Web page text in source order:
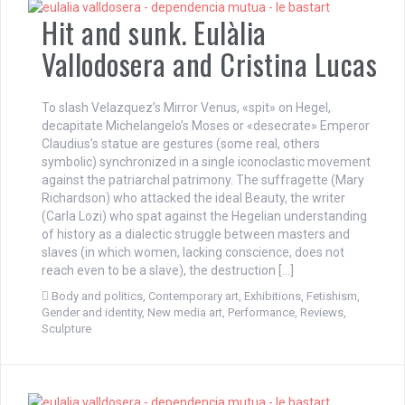
Hit and sunk. Eulàlia
Vallodosera and Cristina Lucas
To slash Velazquez’s Mirror Venus, «spit» on Hegel,
decapitate Michelangelo’s Moses or «desecrate» Emperor
Claudius’s statue are gestures (some real, others
symbolic) synchronized in a single iconoclastic movement
against the patriarchal patrimony. The suffragette (Mary
Richardson) who attacked the ideal Beauty, the writer
(Carla Lozi) who spat against the Hegelian understanding
of history as a dialectic struggle between masters and
slaves (in which women, lacking conscience, does not
reach even to be a slave), the destruction […]
Body and politics Contemporary art Exhibitions Fetishism
Gender and identity, New media art Performance Reviews
Sculpture